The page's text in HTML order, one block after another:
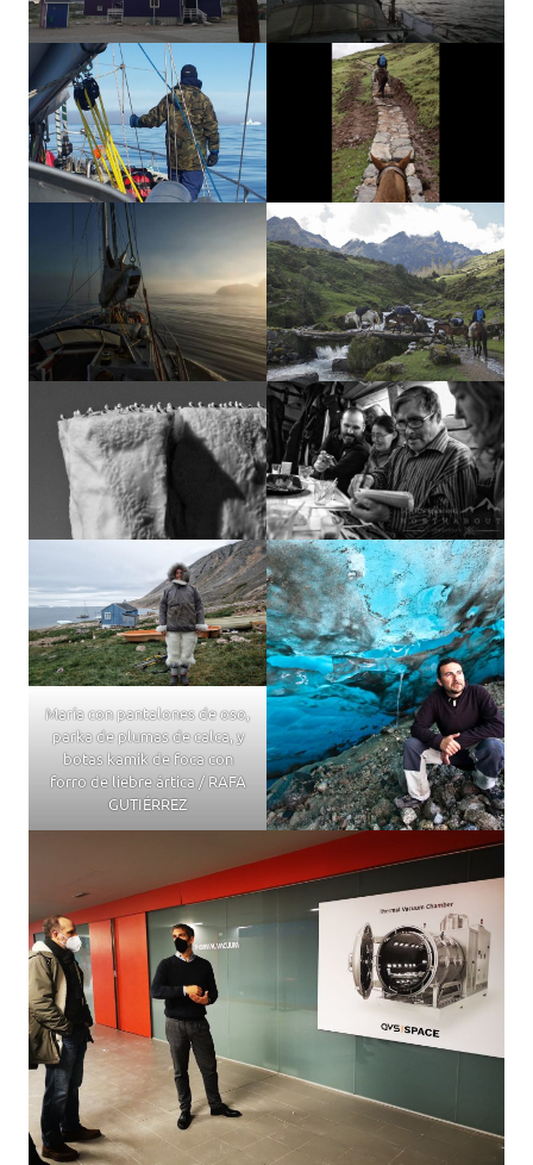
María con pantalones de oso,
parka de plumas de calca, y
botas kamik de foca con
forro de liebre ártica / RAFA
GUTIÉRREZ